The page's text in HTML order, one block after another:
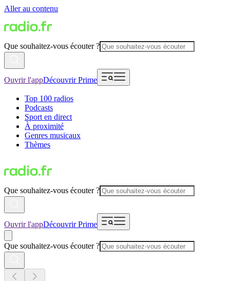
Aller au contenu
Que souhaitez-vous écouter ?
Ouvrir l'appDécouvrir Prime
Top 100 radios
Podcasts
Sport en direct
À proximité
Genres musicaux
Thèmes
Que souhaitez-vous écouter ?
Ouvrir l'appDécouvrir Prime
Que souhaitez-vous écouter ?